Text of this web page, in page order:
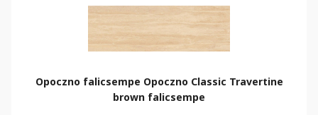
Opoczno falicsempe Opoczno Classic Travertine
brown falicsempe